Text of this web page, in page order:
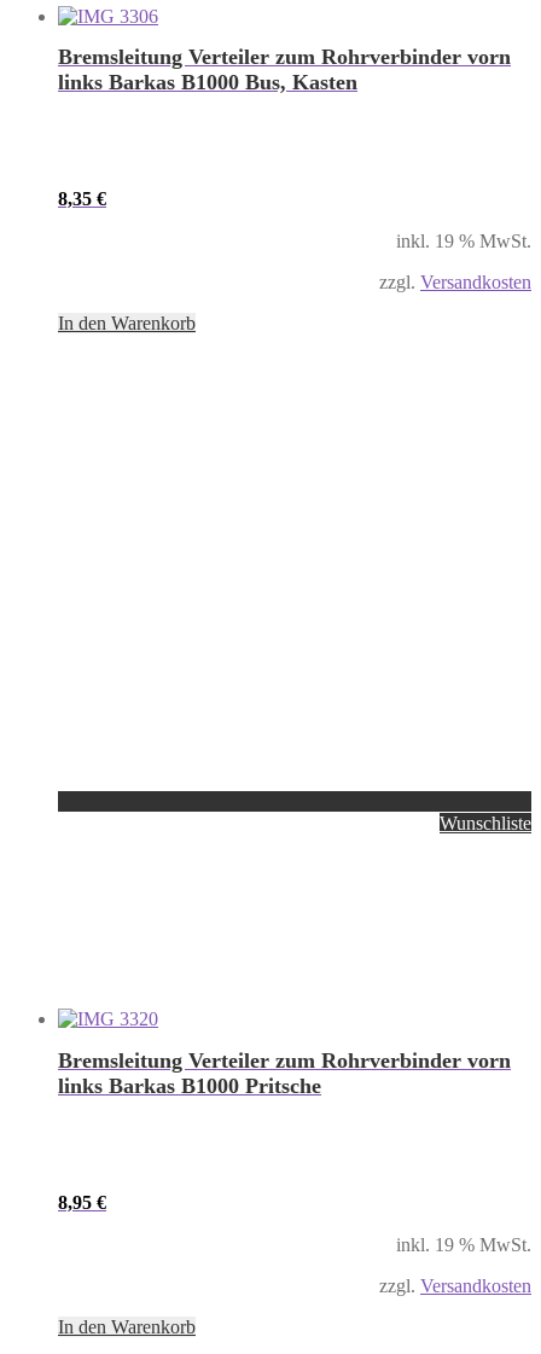
Bremsleitung Verteiler zum Rohrverbinder vorn
links Barkas B1000 Bus, Kasten
8,35 €
inkl. 19 % MwSt.
zzgl. Versandkosten
In den Warenkorb
Wunschliste
Bremsleitung Verteiler zum Rohrverbinder vorn
links Barkas B1000 Pritsche
8,95 €
inkl. 19 % MwSt.
zzgl. Versandkosten
In den Warenkorb